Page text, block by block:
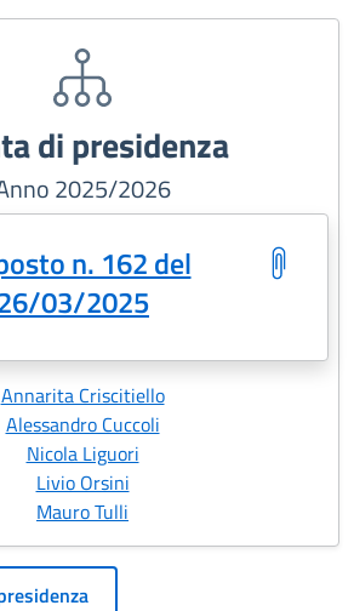
di presidenza
2025/2026
n. 162 del
03/2025
Annarita Criscitiello
Alessandro Cuccoli
Nicola Liguori
Livio Orsini
Mauro Tulli
Immagine: